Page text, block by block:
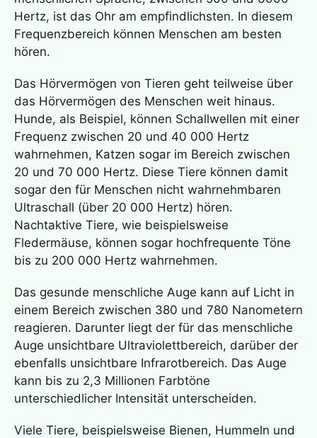
Taktile Kommunikation – was verbirgt sich
dahinter?
Olfaktorische Kommunikation – was verbirgt
sich dahinter?
Hertz, ist das Ohr am empfindlichsten. In diesem
Frequenzbereich können Menschen am besten
hören.
Das Hörvermögen von Tieren geht teilweise über
das Hörvermögen des Menschen weit hinaus.
Hunde, als Beispiel, können Schallwellen mit einer
Frequenz zwischen 20 und 40 000 Hertz
wahrnehmen, Katzen sogar im Bereich zwischen
20 und 70 000 Hertz. Diese Tiere können damit
sogar den für Menschen nicht wahrnehmbaren
Ultraschall (über 20 000 Hertz) hören.
Nachtaktive Tiere, wie beispielsweise
Fledermäuse, können sogar hochfrequente Töne
bis zu 200 000 Hertz wahrnehmen.
Das gesunde menschliche Auge kann auf Licht in
einem Bereich zwischen 380 und 780 Nanometern
reagieren. Darunter liegt der für das menschliche
Auge unsichtbare Ultraviolettbereich, darüber der
ebenfalls unsichtbare Infrarotbereich. Das Auge
kann bis zu 2,3 Millionen Farbtöne
unterschiedlicher Intensität unterscheiden.
Viele Tiere, beispielsweise Bienen, Hummeln und